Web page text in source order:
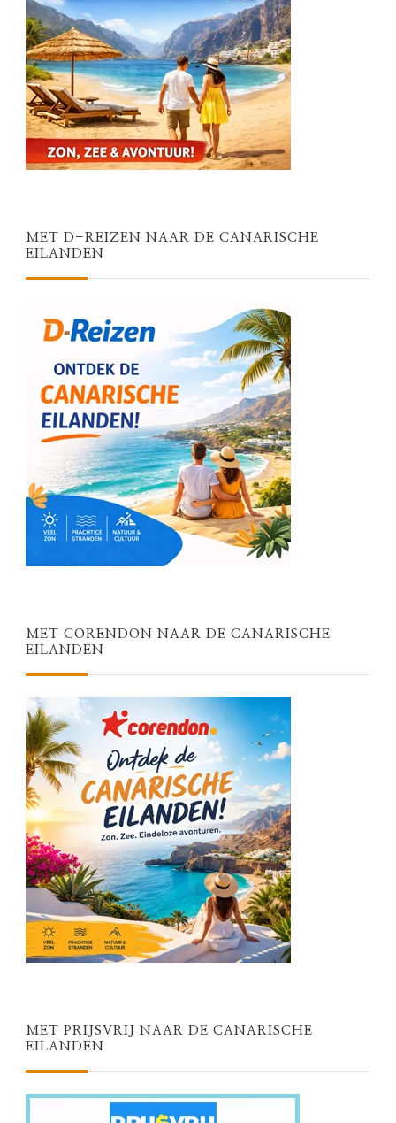
MET D-REIZEN NAAR DE CANARISCHE
EILANDEN
MET CORENDON NAAR DE CANARISCHE
EILANDEN
MET PRIJSVRIJ NAAR DE CANARISCHE
EILANDEN